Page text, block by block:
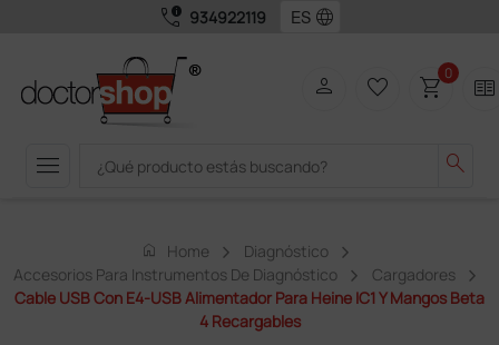
call_quality 934922119 language
menu search
person favorite_border shopping_cart0 two_pager
home Home
Diagnóstico
Accesorios Para Instrumentos De Diagnóstico
Cargadores
Cable USB Con E4-USB Alimentador Para Heine IC1 Y Mangos Beta
4 Recargables